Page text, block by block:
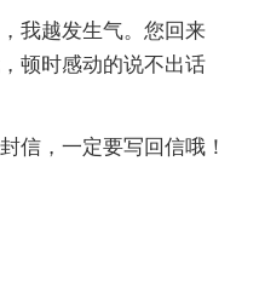
我越发生气。您回来
顿时感动的说不出话
信，一定要写回信哦！